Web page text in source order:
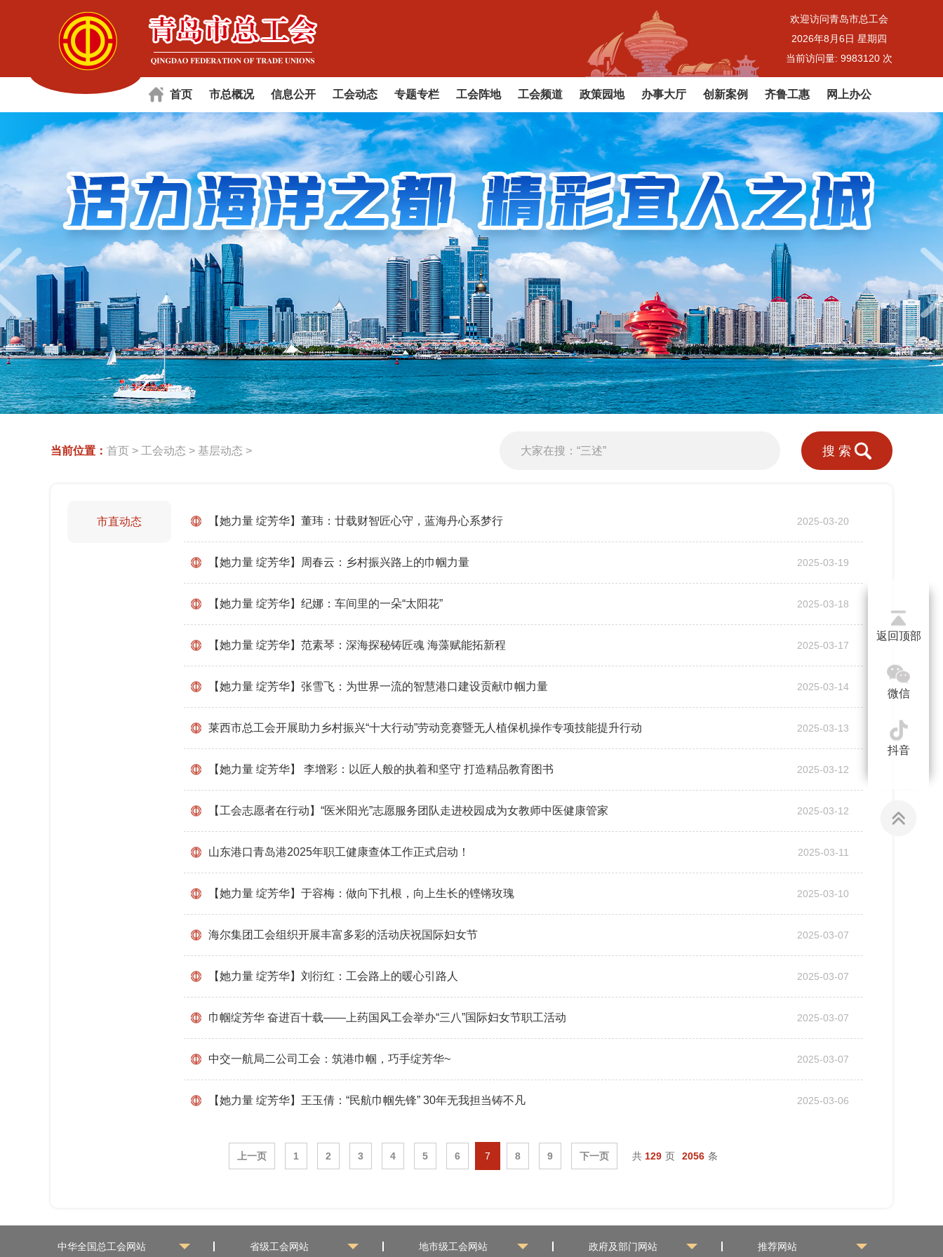
欢迎访问青岛市总工会
2026年8月6日 星期四
当前访问量: 9983120 次
首页 市总概况 信息公开 工会动态 专题专栏 工会阵地 工会频道 政策园地 办事大厅 创新案例 齐鲁工惠 网上办公
当前位置： 首页 > 工会动态 > 基层动态 > 搜索
市直动态 【她力量 绽芳华】董玮：廿载财智匠心守，蓝海丹心系梦行 2025-03-20
【她力量 绽芳华】周春云：乡村振兴路上的巾帼力量 2025-03-19
【她力量 绽芳华】纪娜：车间里的一朵“太阳花” 2025-03-18
【她力量 绽芳华】范素琴：深海探秘铸匠魂 海藻赋能拓新程 2025-03-17
【她力量 绽芳华】张雪飞：为世界一流的智慧港口建设贡献巾帼力量 2025-03-14
莱西市总工会开展助力乡村振兴“十大行动”劳动竞赛暨无人植保机操作专项技能提升行动 2025-03-13
【她力量 绽芳华】 李增彩：以匠人般的执着和坚守 打造精品教育图书 2025-03-12
【工会志愿者在行动】“医米阳光”志愿服务团队走进校园成为女教师中医健康管家 2025-03-12
山东港口青岛港2025年职工健康查体工作正式启动！ 2025-03-11
【她力量 绽芳华】于容梅：做向下扎根，向上生长的铿锵玫瑰 2025-03-10
海尔集团工会组织开展丰富多彩的活动庆祝国际妇女节 2025-03-07
【她力量 绽芳华】刘衍红：工会路上的暖心引路人 2025-03-07
巾帼绽芳华 奋进百十载——上药国风工会举办“三八”国际妇女节职工活动 2025-03-07
中交一航局二公司工会：筑港巾帼，巧手绽芳华~ 2025-03-07
【她力量 绽芳华】王玉倩：“民航巾帼先锋” 30年无我担当铸不凡 2025-03-06
上一页 1 2 3 4 5 6 7 8 9 下一页 共 129 页 2056 条
中华全国总工会网站 省级工会网站 地市级工会网站 政府及部门网站 推荐网站
返回顶部
微信
抖音